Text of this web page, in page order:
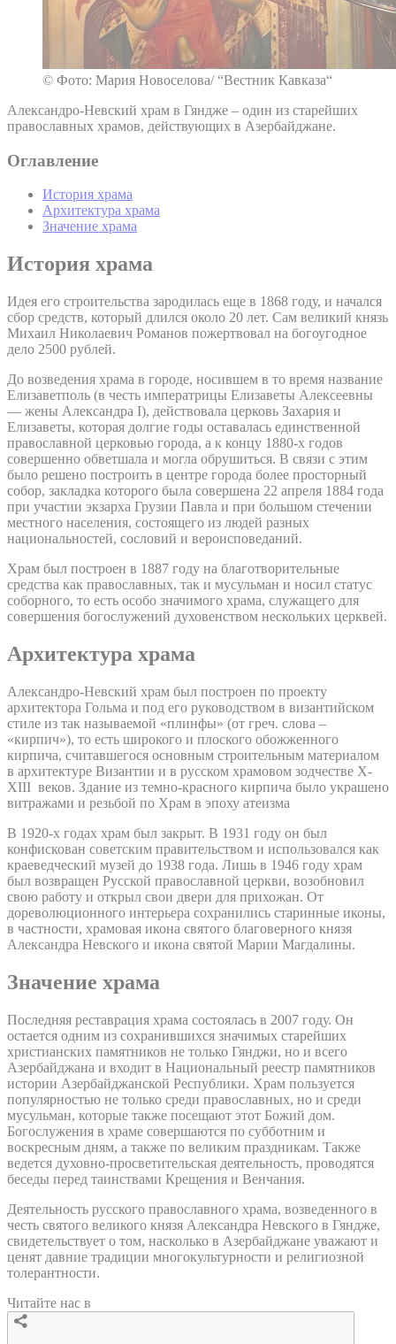
© Фото: Мария Новоселова/ “Вестник Кавказа“
Александро-Невский храм в Гяндже – один из старейших
православных храмов, действующих в Азербайджане.
Оглавление
История храма
Архитектура храма
Значение храма
История храма
Идея его строительства зародилась еще в 1868 году, и начался
сбор средств, который длился около 20 лет. Сам великий князь
Михаил Николаевич Романов пожертвовал на богоугодное
дело 2500 рублей.
До возведения храма в городе, носившем в то время название
Елизаветполь (в честь императрицы Елизаветы Алексеевны
— жены Александра I), действовала церковь Захария и
Елизаветы, которая долгие годы оставалась единственной
православной церковью города, а к концу 1880-х годов
совершенно обветшала и могла обрушиться. В связи с этим
было решено построить в центре города более просторный
собор, закладка которого была совершена 22 апреля 1884 года
при участии экзарха Грузии Павла и при большом стечении
местного населения, состоящего из людей разных
национальностей, сословий и вероисповеданий.
Храм был построен в 1887 году на благотворительные
средства как православных, так и мусульман и носил статус
соборного, то есть особо значимого храма, служащего для
совершения богослужений духовенством нескольких церквей.
Архитектура храма
Александро-Невский храм был построен по проекту
архитектора Гольма и под его руководством в византийском
стиле из так называемой «плинфы» (от греч. слова –
«кирпич»), то есть широкого и плоского обожженного
кирпича, считавшегося основным строительным материалом
в архитектуре Византии и в русском храмовом зодчестве X-
XIII веков. Здание из темно-красного кирпича было украшено
витражами и резьбой по Храм в эпоху атеизма
В 1920-х годах храм был закрыт. В 1931 году он был
конфискован советским правительством и использовался как
краеведческий музей до 1938 года. Лишь в 1946 году храм
был возвращен Русской православной церкви, возобновил
свою работу и открыл свои двери для прихожан. От
дореволюционного интерьера сохранились старинные иконы,
в частности, храмовая икона святого благоверного князя
Александра Невского и икона святой Марии Магдалины.
Значение храма
Последняя реставрация храма состоялась в 2007 году. Он
остается одним из сохранившихся значимых старейших
христианских памятников не только Гянджи, но и всего
Азербайджана и входит в Национальный реестр памятников
истории Азербайджанской Республики. Храм пользуется
популярностью не только среди православных, но и среди
мусульман, которые также посещают этот Божий дом.
Богослужения в храме совершаются по субботним и
воскресным дням, а также по великим праздникам. Также
ведется духовно-просветительская деятельность, проводятся
беседы перед таинствами Крещения и Венчания.
Деятельность русского православного храма, возведенного в
честь святого великого князя Александра Невского в Гяндже,
свидетельствует о том, насколько в Азербайджане уважают и
ценят давние традиции многокультурности и религиозной
толерантности.
Читайте нас в